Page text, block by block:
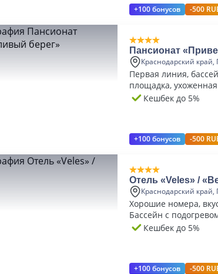
+100 бонусов -500
Пансионат
Краснодарский край,
Первая линия,
площадка,
кухня.Кешбек до 5%
+100 бонусов -500
Отель «Veles» /
Краснодарский край,
Хорошие номера,
Бассейн с
Кешбек до 5%
+100 бонусов -500